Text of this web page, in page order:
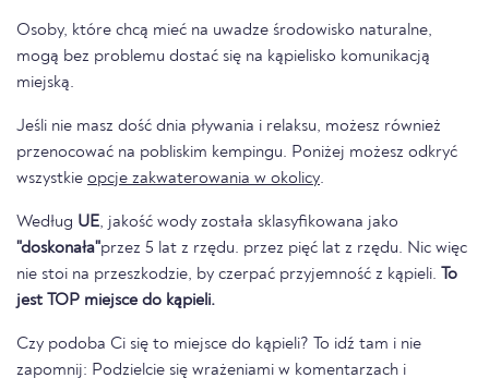
Osoby, które chcą mieć na uwadze środowisko naturalne,
mogą bez problemu dostać się na kąpielisko komunikacją
miejską.
Jeśli nie masz dość dnia pływania i relaksu, możesz również
przenocować na pobliskim kempingu. Poniżej możesz odkryć
wszystkie opcje zakwaterowania w okolicy.
Według UE, jakość wody została sklasyfikowana jako
"doskonała"przez 5 lat z rzędu. przez pięć lat z rzędu. Nic więc
nie stoi na przeszkodzie, by czerpać przyjemność z kąpieli. To
jest TOP miejsce do kąpieli.
Czy podoba Ci się to miejsce do kąpieli? To idź tam i nie
zapomnij: Podzielcie się wrażeniami w komentarzach i